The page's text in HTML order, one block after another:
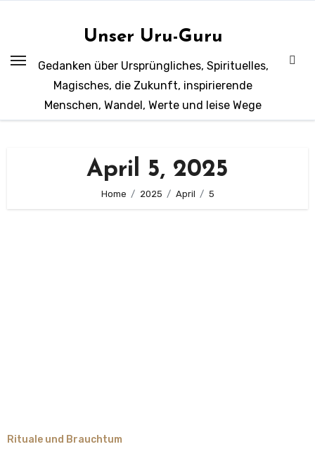
Unser Uru-Guru
Gedanken über Ursprüngliches, Spirituelles,
Magisches, die Zukunft, inspirierende
Menschen, Wandel, Werte und leise Wege
April 5, 2025
Home 2025 April 5
Rituale und Brauchtum